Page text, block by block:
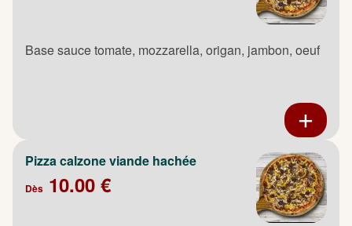
Base sauce tomate, mozzarella, origan, jambon, oeuf
Pizza calzone viande hachée
Dès 10.00 €